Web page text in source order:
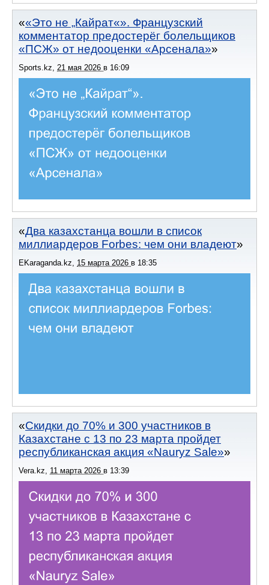
«Это не „Кайрат«». Французский
комментатор предостерёг болельщиков
«ПСЖ» от недооценки «Арсенала»
Sports.kz 21 мая 2026 в 16:09
Два казахстанца вошли в список
миллиардеров Forbes: чем они владеют
EKaraganda.kz 15 марта 2026 в 18:35
Скидки до 70% и 300 участников в
Казахстане с 13 по 23 марта пройдет
республиканская акция «Nauryz Sale»
Vera.kz, 11 марта 2026 в 13:39